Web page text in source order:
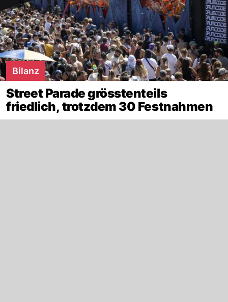
Bilanz
Street Parade grösstenteils
friedlich, trotzdem 30 Festnahmen